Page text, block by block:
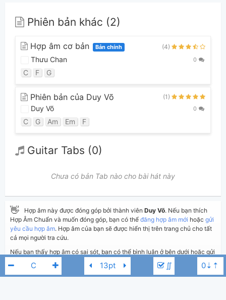
∬
Phiên bản khác (2)
Hợp âm cơ bản Bản chính (4)
Thưu Chan 0
C F G
Phiên bản của Duy Võ (1)
Duy Võ 0
C G Am Em F
Guitar Tabs (0)
Chưa có bản Tab nào cho bài hát này
👋 Hợp âm này được đóng góp bởi thành viên Duy Võ. Nếu bạn thích
Hợp Âm Chuẩn và muốn đóng góp, bạn có thể đăng hợp âm mới hoặc gửi
yêu cầu hợp âm. Hợp âm của bạn sẽ được hiển thị trên trang chủ cho tất
cả mọi người tra cứu.
Nếu bạn thấy hợp âm có sai sót, bạn có thể bình luận ở bên dưới hoặc gửi
góp ý bằng nút
Báo lỗi
. Ngoài ra bạn cũng có thể chỉnh sửa hợp âm bài
hát có sẵn và lưu thành phiên bản cá nhân bằng cách nhấn nút
Chỉnh
sửa hợp âm.